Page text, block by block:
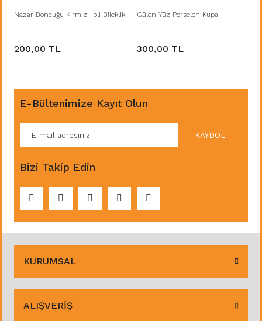
Nazar Boncuğu Kırmızı İpli Bileklik
200,00 TL
Gülen Yüz Porselen Kupa
300,00 TL
E-Bültenimize Kayıt Olun
KAYDOL
Bizi Takip Edin
KURUMSAL
ALIŞVERİŞ